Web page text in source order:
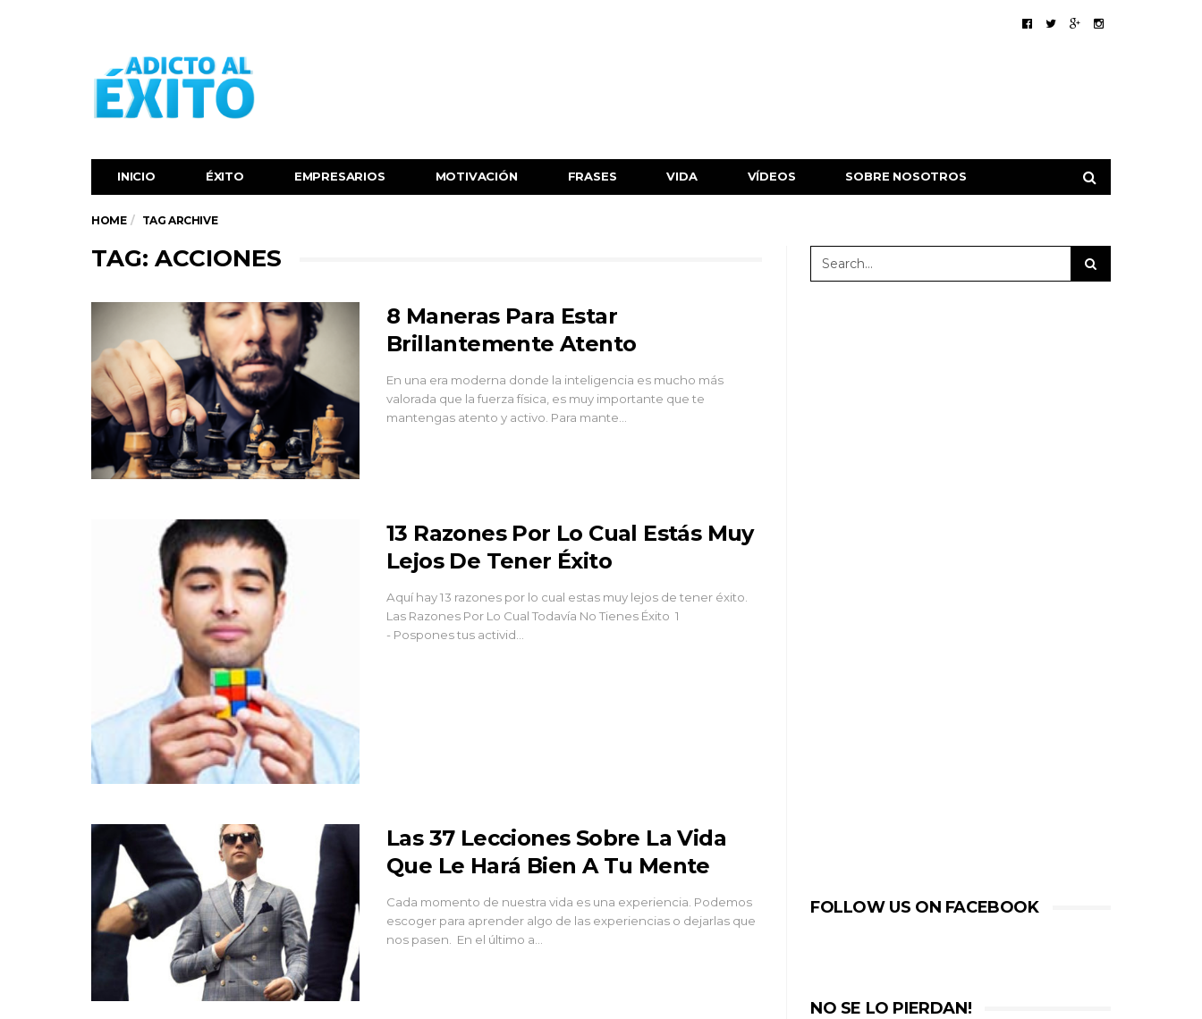
INICIO ÉXITO‬ EMPRESARIOS MOTIVACIÓN FRASES VIDA VÍDEOS SOBRE NOSOTROS
HOME TAG ARCHIVE
TAG: ACCIONES
8 Maneras Para Estar
Brillantemente Atento
En una era moderna donde la inteligencia es mucho más
valorada que la fuerza física, es muy importante que te
mantengas atento y activo. Para mante…
13 Razones Por Lo Cual Estás Muy
Lejos De Tener Éxito
Aquí hay 13 razones por lo cual estas muy lejos de tener éxito.
Las Razones Por Lo Cual Todavía No Tienes Éxito 1
- Pospones tus activid…
Las 37 Lecciones Sobre La Vida
Que Le Hará Bien A Tu Mente
Cada momento de nuestra vida es una experiencia. Podemos
escoger para aprender algo de las experiencias o dejarlas que
nos pasen. En el último a…
FOLLOW US ON FACEBOOK
NO SE LO PIERDAN!